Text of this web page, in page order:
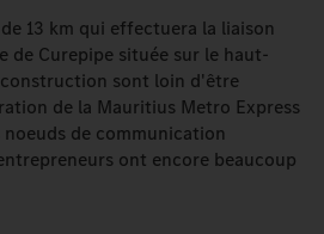
13 km qui effectuera la liaison
de Curepipe située sur le haut-
sont loin d'être
de la Mauritius Metro Express
de communication
ont encore beaucoup